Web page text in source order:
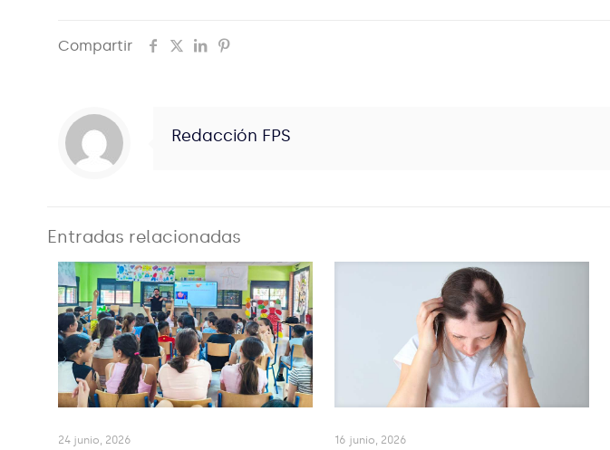
Compartir
Redacción FPS
Entradas relacionadas
24 junio, 2026 16 junio, 2026